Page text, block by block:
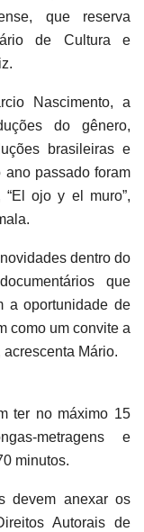
que reserva
de Cultura e
Nascimento, a
do gênero,
brasileiras e
passado foram
ojo y el muro”,
dentro do
que
a oportunidade de
como um convite a
acrescenta Mário.
ter no máximo 15
metragens e
minutos.
devem anexar os
Autorais de